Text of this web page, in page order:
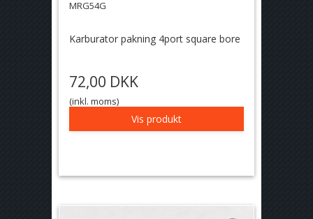
MRG54G
Karburator pakning 4port square bore
72,00 DKK
(inkl. moms)
Vis produkt